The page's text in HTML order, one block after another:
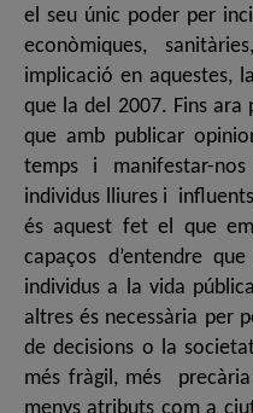
el seu únic poder per
econòmiques,
implicació en aquestes,
que la del 2007. Fins ara
que amb publicar
temps i manifestar-
individus lliures i
és aquest fet el que
capaços d’entendre
individus a la vida
altres és necessària per
de decisions o la
més fràgil, més